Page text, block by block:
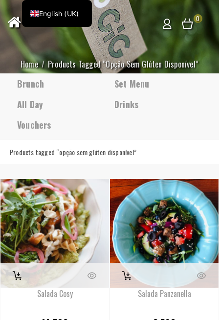
0
Home Products Tagged “opção Sem Glúten Disponível”
Brunch
Set Menu
All Day
Drinks
Vouchers
Products tagged “opção sem glúten disponível”
Salada Cosy Salada Panzanella
English (UK)